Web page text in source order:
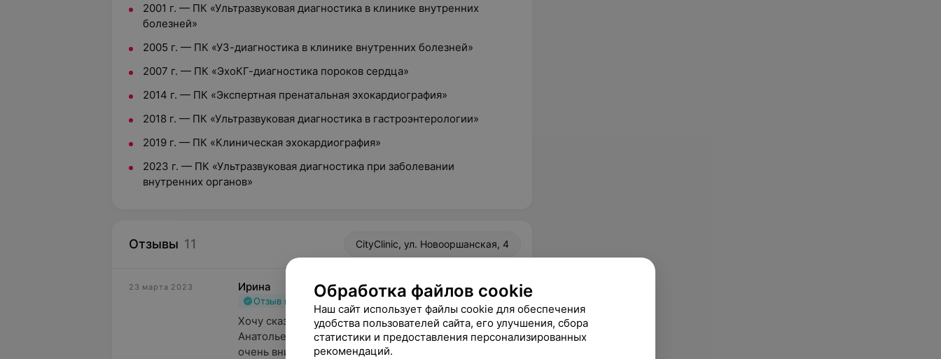
2001 г. — ПК «Ультразвуковая диагностика в клинике внутренних
болезней»
2005 г. — ПК «УЗ-диагностика в клинике внутренних болезней»
2007 г. — ПК «ЭхоКГ-диагностика пороков сердца»
2014 г. — ПК «Экспертная пренатальная эхокардиография»
2018 г. — ПК «Ультразвуковая диагностика в гастроэнтерологии»
2019 г. — ПК «Клиническая эхокардиография»
2023 г. — ПК «Ультразвуковая диагностика при заболевании
внутренних органов»
Отзывы 11 CityClinic, ул. Новооршанская, 4
23 марта 2023 Ирина
Отзыв подтвержден Рекомендую
Хочу сказать огромное спасибо Ищенко Татьяне
Анатольевне за ее труд! На приеме помогла мне,
очень внимательно меня выслу...
Обработка файлов cookie
Наш сайт использует файлы cookie для обеспечения
удобства пользователей сайта, его улучшения, сбора
статистики и предоставления персонализированных
рекомендаций.